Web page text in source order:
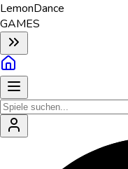
LemonDance
GAMES